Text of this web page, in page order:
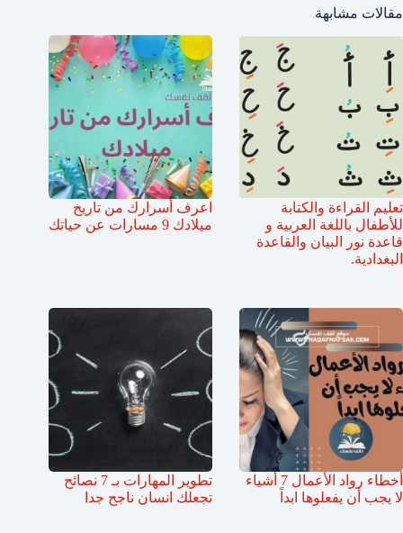
مقالات مشابهة
تعليم القراءة والكتابة
للأطفال باللغة العربية و
قاعدة نور البيان والقاعدة
البغدادية.
اعرف أسرارك من تاريخ
ميلادك 9 مسارات عن حياتك
أخطاء رواد الأعمال 7 أشياء
لا يجب أن يفعلوها ابداً
تطوير المهارات بـ 7 نصائح
تجعلك انسان ناجح جدا